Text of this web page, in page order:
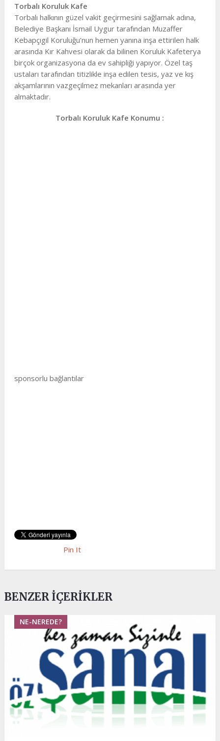
Torbalı Koruluk Kafe
Torbalı halkının güzel vakit geçirmesini sağlamak adına,
Belediye Başkanı İsmail Uygur tarafından Muzaffer
Kebapçıgil Koruluğu’nun hemen yanına inşa ettirilen halk
arasında Kır Kahvesi olarak da bilinen Koruluk Kafeterya
birçok organizasyona da ev sahipliği yapıyor. Özel taş
ustaları tarafından titizlikle inşa edilen tesis, yaz ve kış
akşamlarının vazgeçilmez mekanları arasında yer
almaktadır.
Torbalı Koruluk Kafe Konumu :
sponsorlu bağlantılar
Pin It
BENZER İÇERIKLER
NE-NEREDE?